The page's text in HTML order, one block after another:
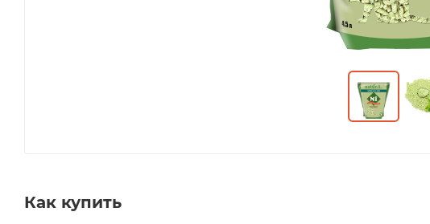
Как купить